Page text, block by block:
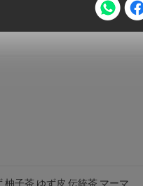
。
柚子茶 ゆず皮 伝統茶 マーマ